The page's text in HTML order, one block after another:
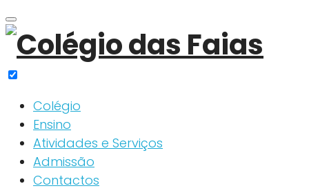
Skip
to
content
Colégio
Ensino
Atividades e Serviços
Admissão
Contactos